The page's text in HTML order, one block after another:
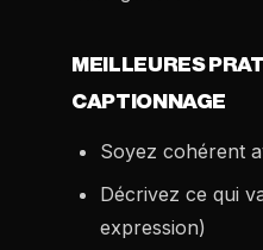
MEILLEURES
CAPTIONNAGE
Soyez cohérent
Décrivez ce qui
expression)